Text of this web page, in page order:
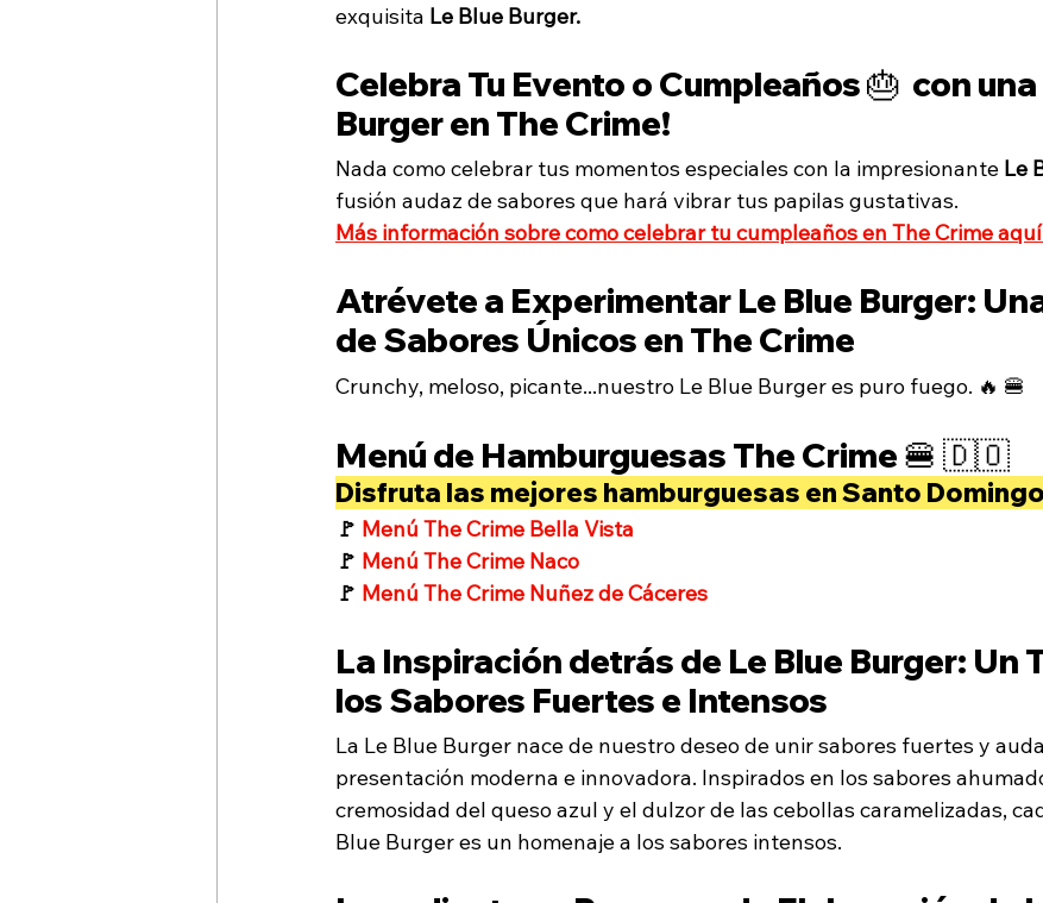
exquisita Le Blue Burger.
Celebra Tu Evento o Cumpleaños 🎂  con una
Burger en The Crime!
Nada como celebrar tus momentos especiales con la impresionante Le
fusión audaz de sabores que hará vibrar tus papilas gustativas.
Más información sobre como celebrar tu cumpleaños en The Crime
Atrévete a Experimentar Le Blue Burger:
de Sabores Únicos en The Crime
Crunchy, meloso, picante...nuestro Le Blue Burger es puro fuego. 🔥 🍔
Menú de Hamburguesas The Crime 🍔 🇩🇴
Disfruta las mejores hamburguesas en Santo Domingo
🚩 Menú The Crime Bella Vista
🚩 Menú The Crime Naco
🚩 Menú The Crime Nuñez de Cáceres
La Inspiración detrás de Le Blue Burger: Un
los Sabores Fuertes e Intensos
La Le Blue Burger nace de nuestro deseo de unir sabores fuertes y
presentación moderna e innovadora. Inspirados en los sabores
cremosidad del queso azul y el dulzor de las cebollas caramelizadas,
Blue Burger es un homenaje a los sabores intensos.